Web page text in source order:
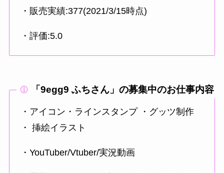
・販売実績:377(2021/3/15時点)
・評価:5.0
「9egg9 ふちさん」の募集中のお仕事内容
・アイコン・ラインスタンプ ・グッツ制作
・ 挿絵イラスト
・YouTuber/Vtuber/実況動画